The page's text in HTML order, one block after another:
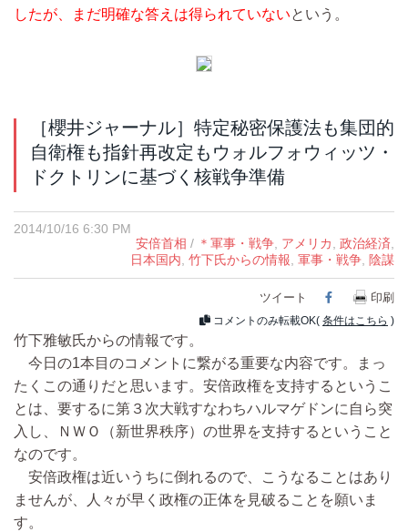
したが、まだ明確な答えは得られていないという。
［櫻井ジャーナル］特定秘密保護法も集団的
自衛権も指針再改定もウォルフォウィッツ・
ドクトリンに基づく核戦争準備
2014/10/16 6:30 PM
安倍首相 / ＊軍事・戦争 アメリカ 政治経済
日本国内 竹下氏からの情報 軍事・戦争 陰謀
ツイート Facebook
印刷
コメントのみ転載OK( 条件はこちら )
竹下雅敏氏からの情報です。
今日の1本目のコメントに繋がる重要な内容です。まっ
たくこの通りだと思います。安倍政権を支持するというこ
とは、要するに第３次大戦すなわちハルマゲドンに自ら突
入し、ＮＷＯ（新世界秩序）の世界を支持するということ
なのです。
安倍政権は近いうちに倒れるので、こうなることはあり
ませんが、人々が早く政権の正体を見破ることを願いま
す。